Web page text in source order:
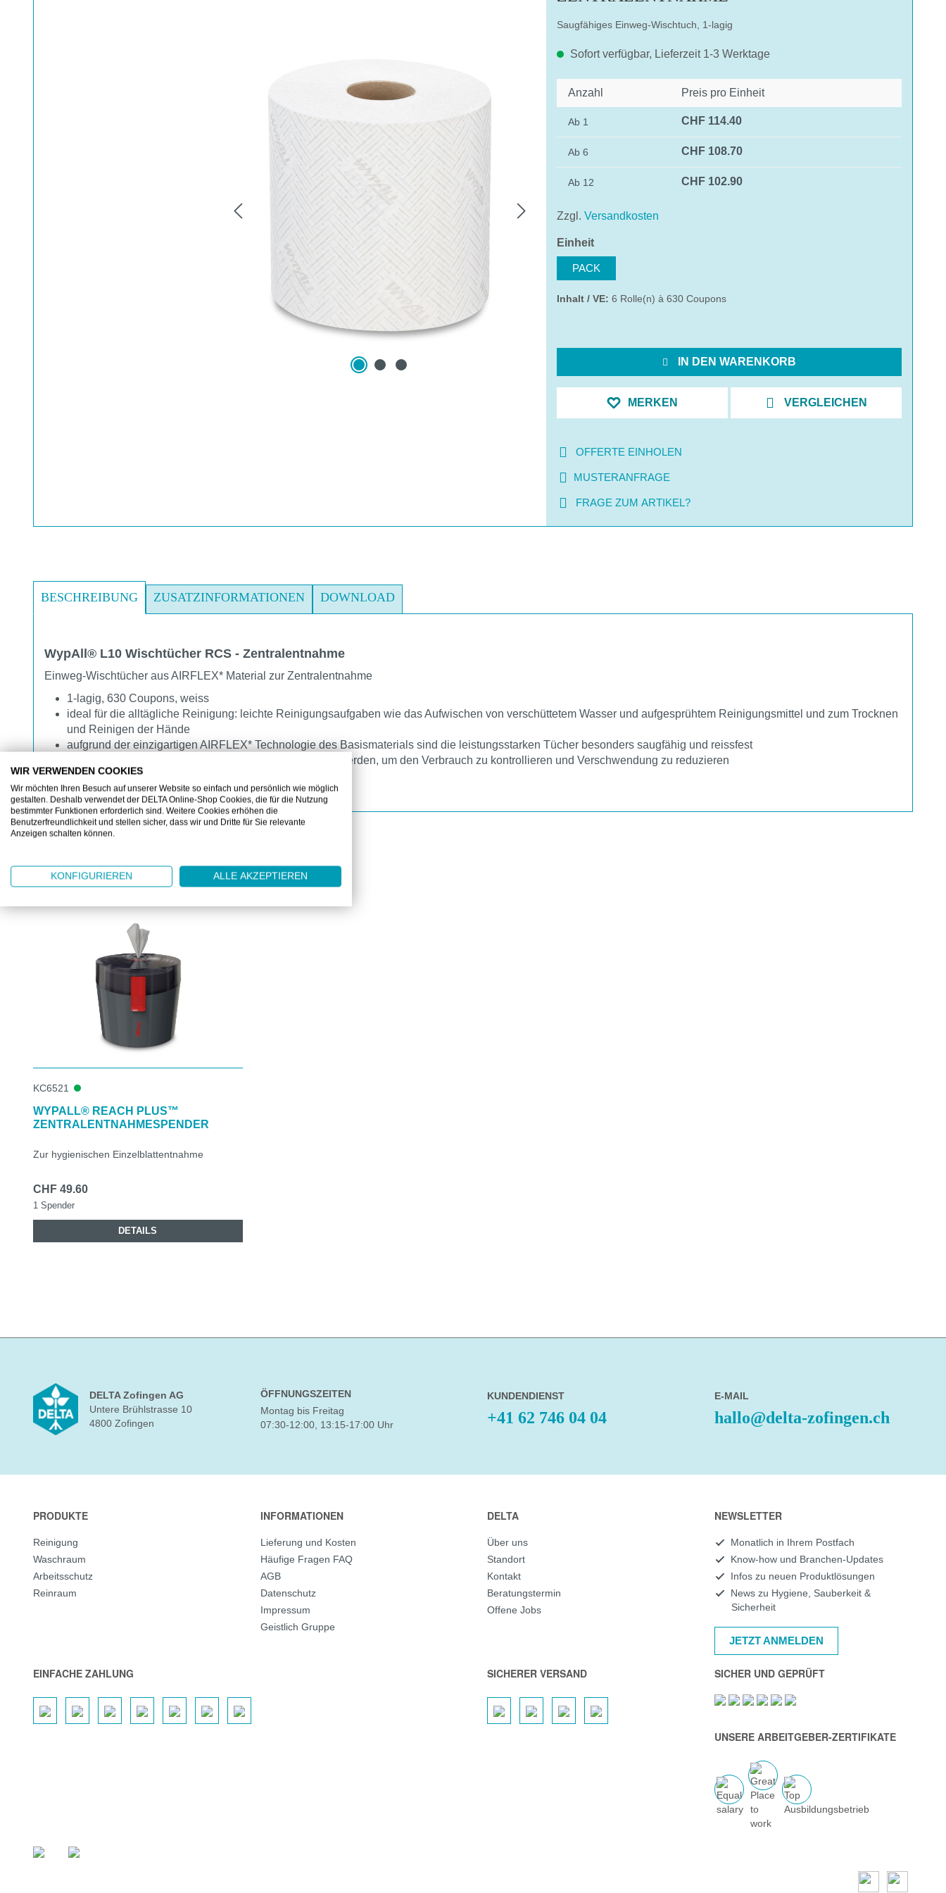
Saugfähiges Einweg-Wischtuch, 1-lagig
Sofort verfügbar, Lieferzeit 1-3 Werktage
Anzahl Preis pro Einheit
Ab 1 CHF 114.40
Ab 6 CHF 108.70
Ab 12 CHF 102.90
Zzgl. Versandkosten
Einheitauswählen
PACK
Inhalt / VE: 6 Rolle(n) à 630 Coupons
IN DEN WARENKORB
MERKEN VERGLEICHEN
OFFERTE EINHOLEN
MUSTERANFRAGE
FRAGE ZUM ARTIKEL?
BESCHREIBUNG ZUSATZINFORMATIONEN DOWNLOAD
WypAll® L10 Wischtücher RCS - Zentralentnahme
Einweg-Wischtücher aus AIRFLEX* Material zur Zentralentnahme
1-lagig, 630 Coupons, weiss
ideal für die alltägliche Reinigung: leichte Reinigungsaufgaben wie das Aufwischen von verschüttetem Wasser und aufgesprühtem Reinigungsmittel und zum Trocknen
und Reinigen der Hände
aufgrund der einzigartigen AIRFLEX* Technologie des Basismaterials sind die leistungsstarken Tücher besonders saugfähig und reissfest
kann in Verbindung mit einem Spendersystem genutzt werden, um den Verbrauch zu kontrollieren und Verschwendung zu reduzieren
für den Kontakt mit Lebensmitteln zugelassen
ZUBEHÖR
Produktgalerie überspringen
KC6521
WYPALL® REACH PLUS™
ZENTRALENTNAHMESPENDER
Zur hygienischen Einzelblattentnahme
CHF 49.60
1 Spender
DETAILS
DELTA Zofingen AG
Untere Brühlstrasse 10
4800 Zofingen
ÖFFNUNGSZEITEN
Montag bis Freitag
07:30-12:00, 13:15-17:00 Uhr
KUNDENDIENST
+41 62 746 04 04
E-MAIL
hallo@delta-zofingen.ch
PRODUKTE
Reinigung
Waschraum
Arbeitsschutz
Reinraum
INFORMATIONEN
Lieferung und Kosten
Häufige Fragen FAQ
AGB
Datenschutz
Impressum
Geistlich Gruppe
DELTA
Über uns
Standort
Kontakt
Beratungstermin
Offene Jobs
NEWSLETTER
Monatlich in Ihrem Postfach
Know-how und Branchen-Updates
Infos zu neuen Produktlösungen
News zu Hygiene, Sauberkeit &
Sicherheit
JETZT ANMELDEN
EINFACHE ZAHLUNG SICHERER VERSAND SICHER UND GEPRÜFT
UNSERE ARBEITGEBER-ZERTIFIKATE
WIR VERWENDEN COOKIES
Wir möchten Ihren Besuch auf unserer Website so einfach und persönlich wie möglich
gestalten. Deshalb verwendet der DELTA Online-Shop Cookies, die für die Nutzung
bestimmter Funktionen erforderlich sind. Weitere Cookies erhöhen die
Benutzerfreundlichkeit und stellen sicher, dass wir und Dritte für Sie relevante
Anzeigen schalten können.
KONFIGURIEREN ALLE AKZEPTIEREN